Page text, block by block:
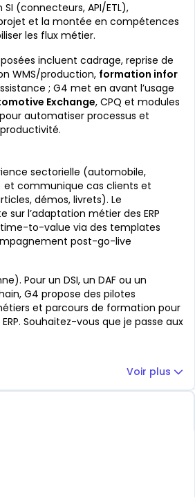
SI (connecteurs, API/ETL),
et la montée en compétences
les flux métier.
incluent cadrage, reprise de
WMS/production, formation infor
; G4 met en avant l’usage
Exchange, CPQ et modules
automatiser processus et
sectorielle (automobile,
et communique cas clients et
démos, livrets). Le
sur l’adaptation métier des ERP
to-value via des templates
post-go-live
Pour un DSI, un DAF ou un
G4 propose des pilotes
et parcours de formation pour
Souhaitez-vous que je passe aux
Voir plus